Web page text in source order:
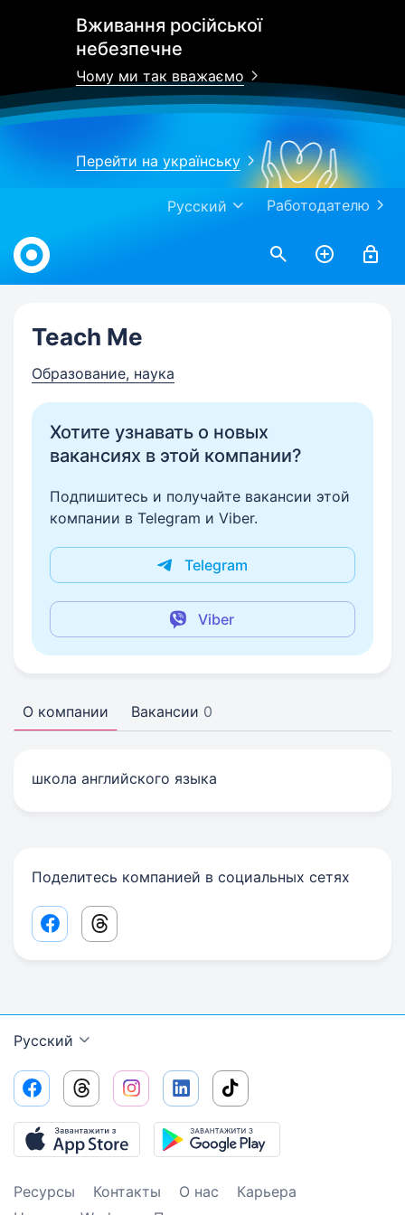
Вживання російської
небезпечне
Чому ми так вважаємо
Перейти на українську
Работодателю
Русский
Work.ua
Teach Me
Образование, наука
Хотите узнавать о новых
вакансиях в этой компании?
Подпишитесь и получайте вакансии этой
компании в Telegram и Viber.
Telegram
Viber
О компании Вакансии 0
школа английского языка
Поделитесь компанией в социальных сетях
Facebook share link
Threads share link
Русский
Ресурсы Контакты О нас
Карьера